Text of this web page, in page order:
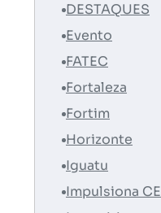
DESTAQUES
Evento
FATEC
Fortaleza
Fortim
Horizonte
Iguatu
Impulsiona CE